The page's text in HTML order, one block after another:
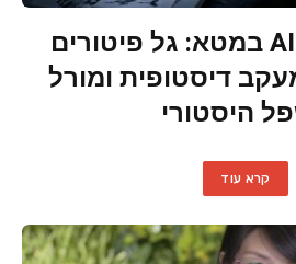
עידן סוכני ה-AI במטא: גל פיטורים
דיסטופית ומורל
היסטורי
קרא עוד